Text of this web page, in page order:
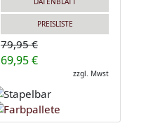
PREISLISTE
79,95 €
69,95 €
zzgl. Mwst